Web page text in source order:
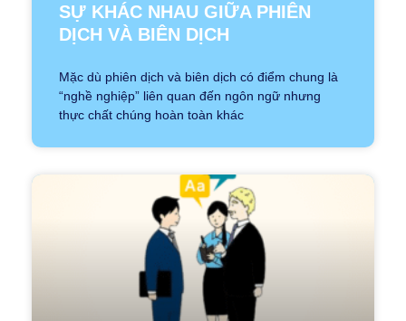
SỰ KHÁC NHAU GIỮA PHIÊN
DỊCH VÀ BIÊN DỊCH
Mặc dù phiên dịch và biên dịch có điểm chung là
“nghề nghiệp” liên quan đến ngôn ngữ nhưng
thực chất chúng hoàn toàn khác